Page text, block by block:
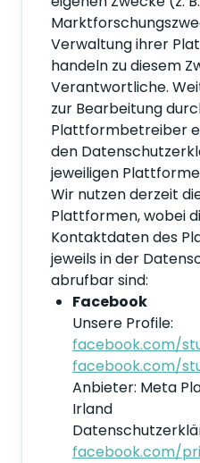
Verwaltung ihrer
handeln zu diesem
Verantwortliche.
zur Bearbeitung
Plattformbetreiber
den
jeweiligen
Wir nutzen derzeit
Plattformen, wobei
Kontaktdaten des
jeweils in der
abrufbar sind:
Facebook
Unsere Profile:
facebook.com/
facebook.com/
Anbieter: Meta
Irland
facebook.com/